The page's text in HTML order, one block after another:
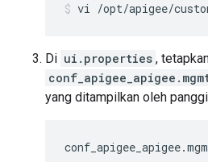
vi /opt/apigee/
Di ui.properties ,
yang ditampilkan oleh